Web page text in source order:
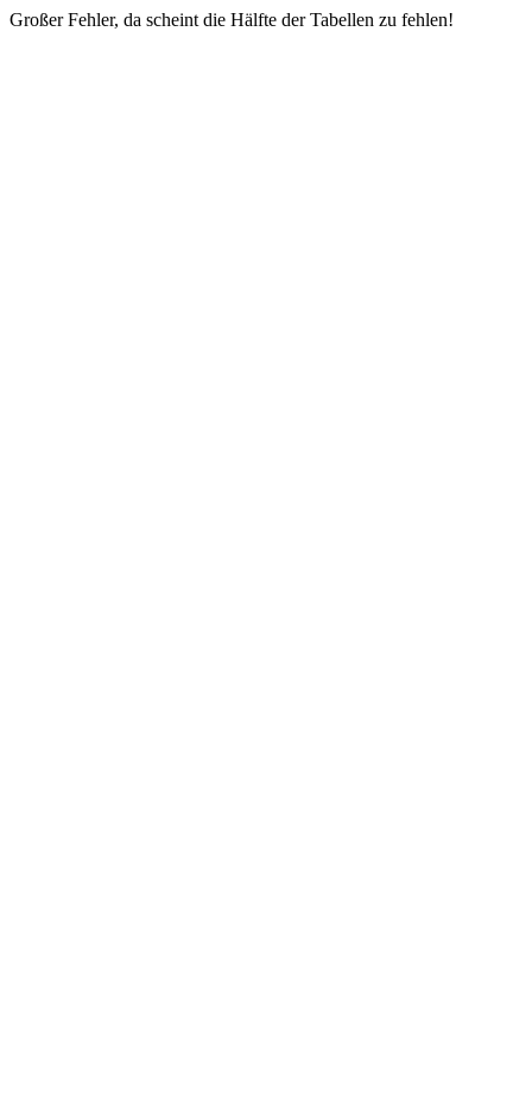
Großer Fehler, da scheint die Hälfte der Tabellen zu fehlen!